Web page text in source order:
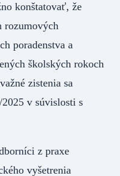
konštatovať, že
rozumových
poradenstva a
školských rokoch
zistenia sa
v súvislosti s
z praxe
vyšetrenia